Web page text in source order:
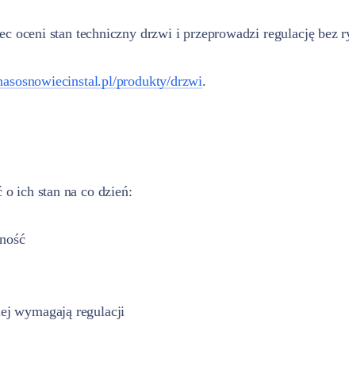
oceni stan techniczny drzwi i przeprowadzi regulację bez
produkty/drzwi.
o ich stan na co dzień:
wymagają regulacji